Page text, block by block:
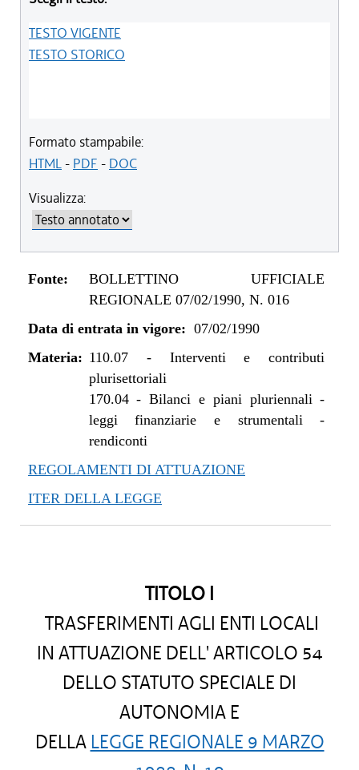
TESTO VIGENTE
TESTO STORICO
Formato stampabile:
HTML- PDF - DOC
Visualizza:
Fonte:
BOLLETTINO UFFICIALE
REGIONALE 07/02/1990, N. 016
Data di entrata in vigore: 07/02/1990
Materia: 110.07- Interventi e contributi
plurisettoriali
170.04-Bilanci e piani pluriennali -
leggi finanziarie e strumentali -
rendiconti
REGOLAMENTI DI ATTUAZIONE
ITER DELLA LEGGE
TITOLO I
TRASFERIMENTI AGLI ENTI LOCALI
IN ATTUAZIONE DELL' ARTICOLO 54
DELLO STATUTO SPECIALE DI
AUTONOMIA E
DELLA LEGGE REGIONALE 9 MARZO